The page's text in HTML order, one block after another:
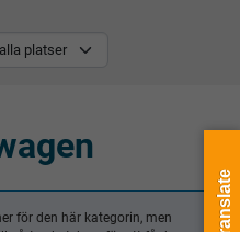
för den här kategorin, men
Translate